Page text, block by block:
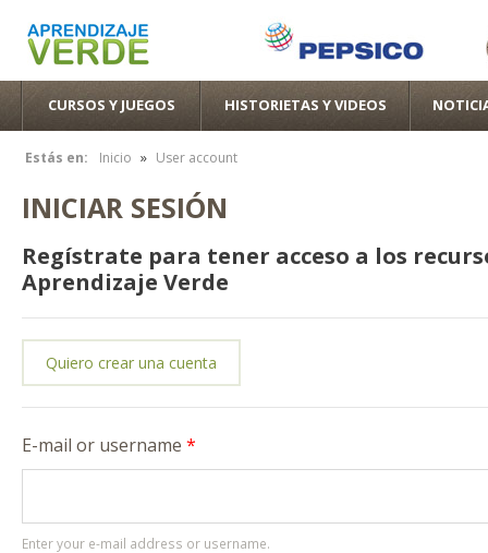
CURSOS Y JUEGOS HISTORIETAS Y VIDEOS
Estás en:
Se encuentra usted aquí
Inicio » User account
INICIAR SESIÓN
Regístrate para tener acceso a los
Aprendizaje Verde
Quiero crear una cuenta
E-mail or username *
Enter your e-mail address or username.